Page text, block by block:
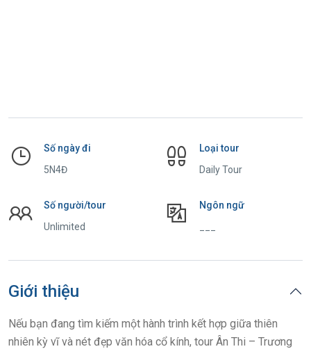
Số ngày đi
5N4Đ
Loại tour
Daily Tour
Số người/tour
Unlimited
Ngôn ngữ
Giới thiệu
Nếu bạn đang tìm kiếm một hành trình kết hợp giữa thiên
nhiên kỳ vĩ và nét đẹp văn hóa cổ kính, tour Ân Thi – Trương